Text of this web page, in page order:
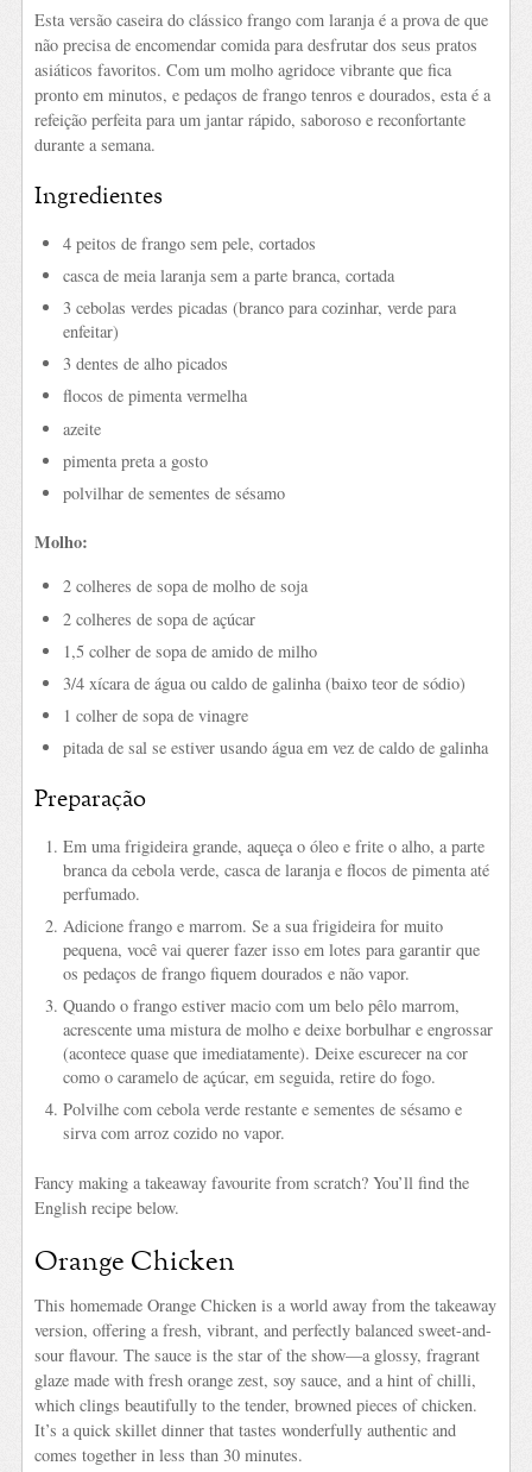
Esta versão caseira do clássico frango com laranja é a prova de que
não precisa de encomendar comida para desfrutar dos seus pratos
asiáticos favoritos. Com um molho agridoce vibrante que fica
pronto em minutos, e pedaços de frango tenros e dourados, esta é a
refeição perfeita para um jantar rápido, saboroso e reconfortante
durante a semana.
Ingredientes
4 peitos de frango sem pele, cortados
casca de meia laranja sem a parte branca, cortada
3 cebolas verdes picadas (branco para cozinhar, verde para
enfeitar)
3 dentes de alho picados
flocos de pimenta vermelha
azeite
pimenta preta a gosto
polvilhar de sementes de sésamo
Molho:
2 colheres de sopa de molho de soja
2 colheres de sopa de açúcar
1,5 colher de sopa de amido de milho
3/4 xícara de água ou caldo de galinha (baixo teor de sódio)
1 colher de sopa de vinagre
pitada de sal se estiver usando água em vez de caldo de galinha
Preparação
Em uma frigideira grande, aqueça o óleo e frite o alho, a parte
branca da cebola verde, casca de laranja e flocos de pimenta até
perfumado.
Adicione frango e marrom. Se a sua frigideira for muito
pequena, você vai querer fazer isso em lotes para garantir que
os pedaços de frango fiquem dourados e não vapor.
Quando o frango estiver macio com um belo pêlo marrom,
acrescente uma mistura de molho e deixe borbulhar e engrossar
(acontece quase que imediatamente). Deixe escurecer na cor
como o caramelo de açúcar, em seguida, retire do fogo.
Polvilhe com cebola verde restante e sementes de sésamo e
sirva com arroz cozido no vapor.
Fancy making a takeaway favourite from scratch? You’ll find the
English recipe below.
Orange Chicken
This homemade Orange Chicken is a world away from the takeaway
version, offering a fresh, vibrant, and perfectly balanced sweet-and-
sour flavour. The sauce is the star of the show—a glossy, fragrant
glaze made with fresh orange zest, soy sauce, and a hint of chilli,
which clings beautifully to the tender, browned pieces of chicken.
It’s a quick skillet dinner that tastes wonderfully authentic and
comes together in less than 30 minutes.